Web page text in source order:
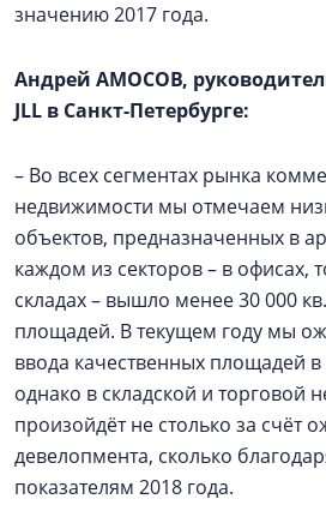
значению 2017 года.
Андрей АМОСОВ,
JLL в Санкт-Петербурге:
– Во всех сегментах рынка
недвижимости мы отмечаем
объектов, предназначенных в
каждом из секторов – в офисах,
складах – вышло менее 30 000
площадей. В текущем году мы
ввода качественных площадей в
однако в складской и торговой
произойдёт не столько за счёт
девелопмента, сколько
показателям 2018 года.